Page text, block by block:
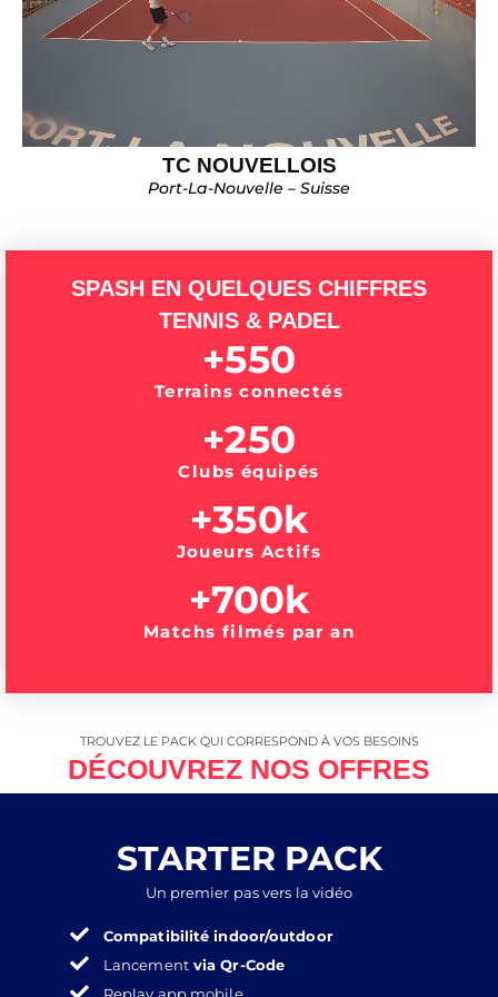
TC NOUVELLOIS
Port-La-Nouvelle – Suisse
SPASH EN QUELQUES CHIFFRES
TENNIS & PADEL
Terrains connectés
+550
Clubs équipés
+250
Joueurs Actifs
+350k
Matchs filmés par an
+700k
TROUVEZ LE PACK QUI CORRESPOND À VOS BESOINS
DÉCOUVREZ NOS OFFRES
STARTER PACK
Un premier pas vers la vidéo
Compatibilité indoor/outdoor
Lancementvia Qr-Code
Replay app mobile